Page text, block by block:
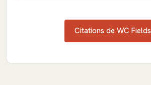
Citations de WC Fields